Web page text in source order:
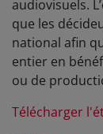
audiovisuels. L’
que les
national afin
entier en
ou de
Télécharger